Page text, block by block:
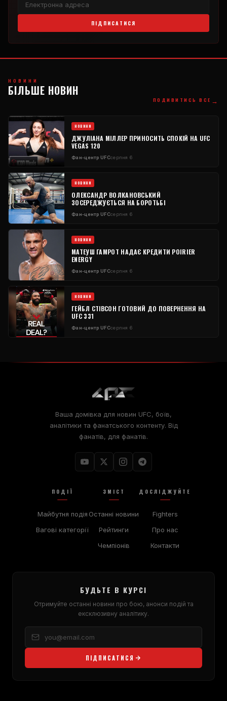
ПІДПИСАТИСЯ
НОВИНИ
БІЛЬШЕ НОВИН
ПОДИВИТИСЬ ВСЕ →
НОВИНИ
ДЖУЛІАНА МІЛЛЕР ПРИНОСИТЬ СПОКІЙ НА UFC
VEGAS 120
Фан-центр UFCсерпня 6
НОВИНИ
ОЛЕКСАНДР ВОЛКАНОВСЬКИЙ
ЗОСЕРЕДЖУЄТЬСЯ НА БОРОТЬБІ
Фан-центр UFCсерпня 6
НОВИНИ
МАТЕУШ ГАМРОТ НАДАЄ КРЕДИТИ POIRIER
ENERGY
Фан-центр UFCсерпня 6
НОВИНИ
ГЕЙБЛ СТІВСОН ГОТОВИЙ ДО ПОВЕРНЕННЯ НА
UFC 331
Фан-центр UFCсерпня 6
Ваша домівка для новин UFC, боїв,
аналітики та фанатського контенту. Від
фанатів, для фанатів.
ПОДІЇ
Майбутня подія
Вагові категорії
ЗМІСТ
Останні новини
Рейтинги
Чемпіонів
ДОСЛІДЖУЙТЕ
Fighters
Про нас
Контакти
БУДЬТЕ В КУРСІ
Отримуйте останні новини про бою, анонси подій та
ексклюзивну аналітику.
ПІДПИСАТИСЯ